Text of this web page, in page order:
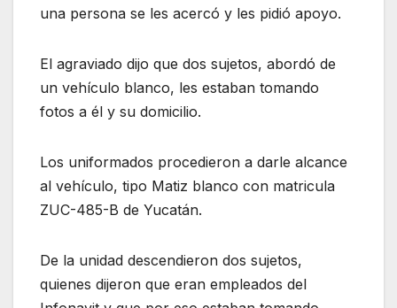
una persona se les acercó y les pidió apoyo.
El agraviado dijo que dos sujetos, abordó de
un vehículo blanco, les estaban tomando
fotos a él y su domicilio.
Los uniformados procedieron a darle alcance
al vehículo, tipo Matiz blanco con matricula
ZUC-485-B de Yucatán.
De la unidad descendieron dos sujetos,
quienes dijeron que eran empleados del